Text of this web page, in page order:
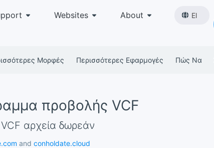
Websites About El
Μορφές Περισσότερες Εφαρμογές Πώς Να
προβολής VCF
VCF αρχεία δωρεάν
and conholdate.cloud